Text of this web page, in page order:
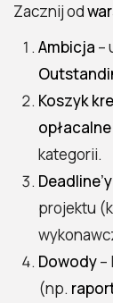
Zacznij od
Ambicja –
Koszyk
opłacalne
kategorii.
Deadline’y
projektu
Dowody–
(np.